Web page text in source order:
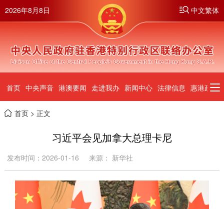
2026年8月8日 中文繁体
首页 中央声音 港澳要闻 走进我办 新闻中心 法律信息 惠港政策
首页> 正文
习近平会见加拿大总理卡尼
发布时间：2026-01-16 来源： 新华社